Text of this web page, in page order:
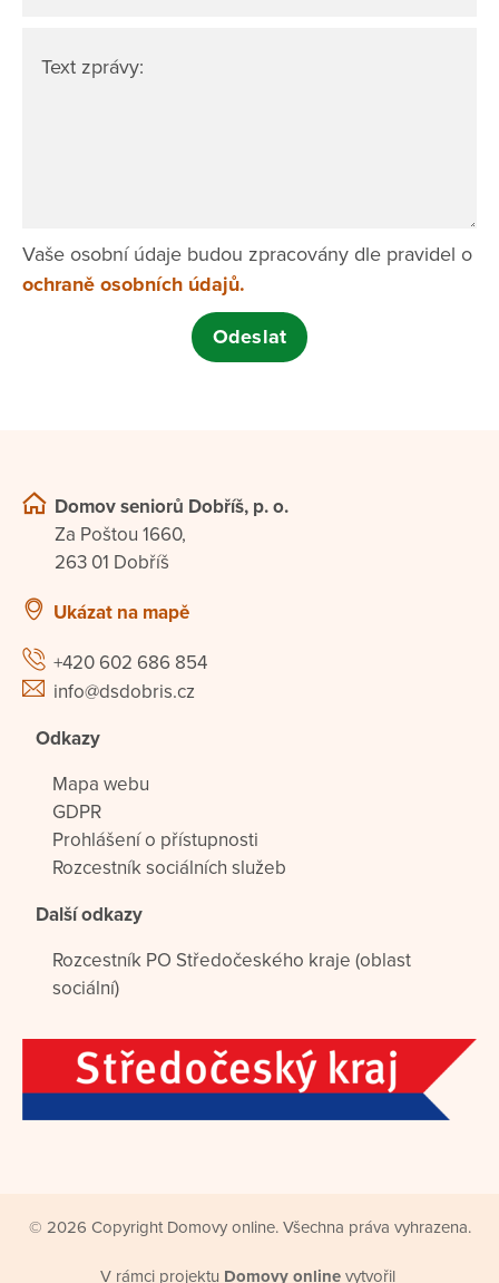
Text zprávy:
Vaše osobní údaje budou zpracovány dle pravidel o
ochraně osobních údajů.
Domov seniorů Dobříš, p. o.
Za Poštou 1660,
263 01 Dobříš
Ukázat na mapě
+420 602 686 854
info@dsdobris.cz
Odkazy
Mapa webu
GDPR
Prohlášení o přístupnosti
Rozcestník sociálních služeb
Další odkazy
Rozcestník PO Středočeského kraje (oblast
sociální)
© 2026 Copyright Domovy online. Všechna práva vyhrazena.
V rámci projektu Domovy onlinevytvořil